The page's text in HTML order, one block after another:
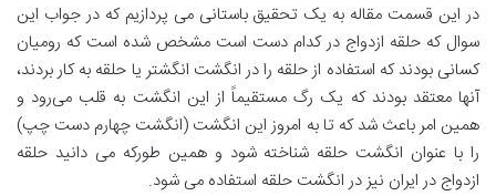
در این قسمت مقاله به یک تحقیق باستانی می پردازیم که در جواب این
سوال که حلقه ازدواج در کدام دست است مشخص شده است که رومیان
کسانی بودند که استفاده از حلقه را در انگشت انگشتر یا حلقه به کار بردند،
آنها معتقد بودند که یک رگ مستقیماً از این انگشت به قلب می‌رود و
همین امر باعث شد که تا به امروز این انگشت (انگشت چهارم دست چپ)
را با عنوان انگشت حلقه شناخته شود و همین طورکه می دانید حلقه
ازدواج در ایران نیز در انگشت حلقه استفاده می شود.